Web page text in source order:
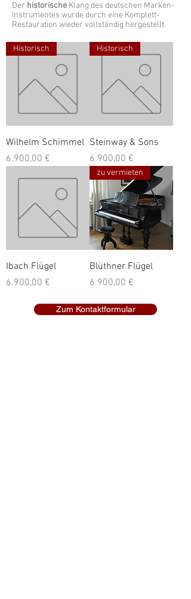
Der historische Klang des deutschen Marken-
Instrumentes wurde durch eine Komplett-
Restauration wieder vollständig hergestellt.
Historisch
Wilhelm Schimmel
Preis
6.900,00 €
Historisch
Steinway & Sons
Preis
6.900,00 €
Ibach Flügel
Preis
6.900,00 €
zu vermieten
Blüthner Flügel
Preis
6.900,00 €
Zum Kontaktformular